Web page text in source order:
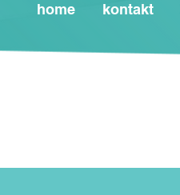
home kontakt